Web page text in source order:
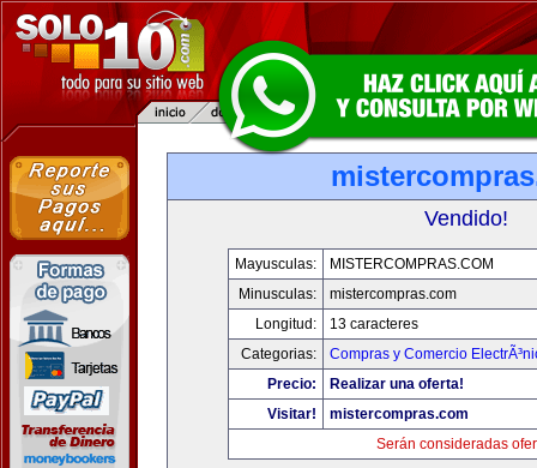
Vendido!
Mayusculas:
MISTERCOMPRAS.COM
Minusculas:
mistercompras.com
Longitud:
13 caracteres
Categorias:
Compras y Comercio
Precio:
Realizar una oferta!
Visitar!
mistercompras.com
Serán consideradas